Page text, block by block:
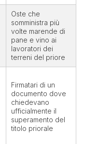
Oste che
somministra più
volte marende di
pane e vino ai
lavoratori dei
terreni del priore
Firmatari di un
documento dove
chiedevano
ufficialmente il
superamento del
titolo priorale